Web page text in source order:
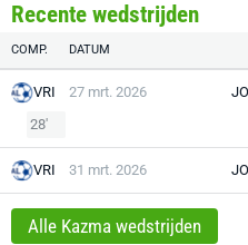
Recente wedstrijden
COMP. DATUM
VRI 27 mrt. 2026
28'
VRI 31 mrt. 2026
Alle Kazma wedstrijden